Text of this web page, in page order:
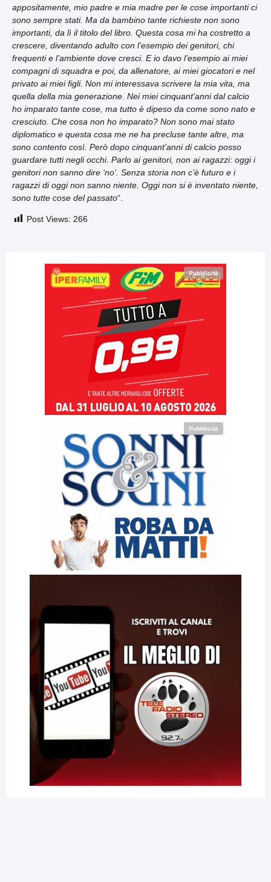
appositamente, mio padre e mia madre per le cose importanti ci
sono sempre stati. Ma da bambino tante richieste non sono
importanti, da lì il titolo del libro. Questa cosa mi ha costretto a
crescere, diventando adulto con l’esempio dei genitori, chi
frequenti e l’ambiente dove cresci. E io davo l’esempio ai miei
compagni di squadra e poi, da allenatore, ai miei giocatori e nel
privato ai miei figli. Non mi interessava scrivere la mia vita, ma
quella della mia generazione. Nei miei cinquant’anni dal calcio
ho imparato tante cose, ma tutto è dipeso da come sono nato e
cresciuto. Che cosa non ho imparato? Non sono mai stato
diplomatico e questa cosa me ne ha precluse tante altre, ma
sono contento così. Però dopo cinquant’anni di calcio posso
guardare tutti negli occhi. Parlo ai genitori, non ai ragazzi: oggi i
genitori non sanno dire ‘no’. Senza storia non c’è futuro e i
ragazzi di oggi non sanno niente. Oggi non si è inventato niente,
sono tutte cose del passato“.
Post Views: 266
Pubblicità
Pubblicità